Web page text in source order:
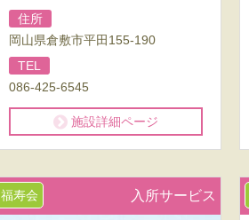
住所
岡山県倉敷市平田155-190
TEL
086-425-6545
施設詳細ページ
福寿会 入所サービス